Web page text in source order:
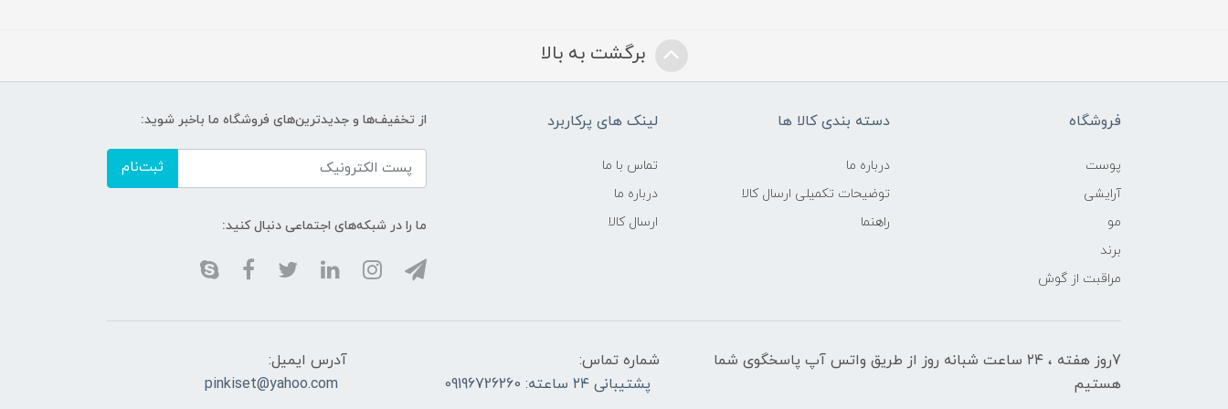
برگشت به بالا
فروشگاه
پوست
آرایشی
مو
برند
مراقبت از گوش
دسته بندی کالا ها
درباره ما
توضیحات تکمیلی ارسال کالا
راهنما
لینک های پرکاربرد
تماس با ما
درباره ما
ارسال کالا
از تخفیف‌ها و جدیدترین‌های فروشگاه ما باخبر شوید:
ثبت‌نام
ما را در شبکه‌های اجتماعی دنبال کنید:
7روز هفته ، ۲۴ ساعت شبانه‌ روز از طریق واتس آپ پاسخگوی شما
هستیم
شماره تماس:
پشتیبانی ۲۴ ساعته: 09196726260
آدرس ایمیل:
pinkiset@yahoo.com